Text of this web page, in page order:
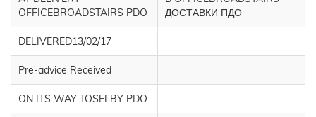
OFFICEBROADSTAIRS PDO
ДОСТАВКИ ПДО
DELIVERED13/02/17
Pre-advice Received
ON ITS WAY TOSELBY PDO